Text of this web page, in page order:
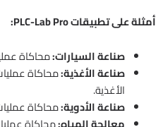
أمثلة على تطبيقات PLC-Lab Pro:
صناعة السيارات:محاكاة
صناعة الأغذية:محاكاة
الأغذية.
صناعة الأدوية:محاكاة